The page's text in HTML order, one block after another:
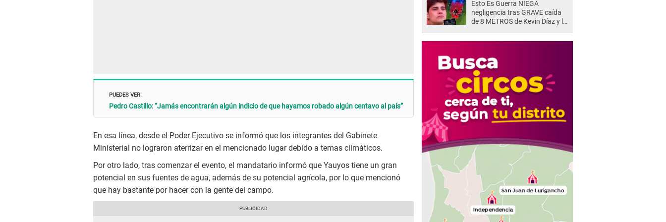
PUEDES VER:
Pedro Castillo: “Jamás encontrarán algún indicio de que hayamos robado algún centavo al país”
En esa línea, desde el Poder Ejecutivo se informó que los integrantes del Gabinete
Ministerial no lograron aterrizar en el mencionado lugar debido a temas climáticos.
Por otro lado, tras comenzar el evento, el mandatario informó que Yauyos tiene un gran
potencial en sus fuentes de agua, además de su potencial agrícola, por lo que mencionó
que hay bastante por hacer con la gente del campo.
Esto Es Guerra NIEGA
negligencia tras GRAVE caída
de 8 METROS de Kevin Díaz y lo